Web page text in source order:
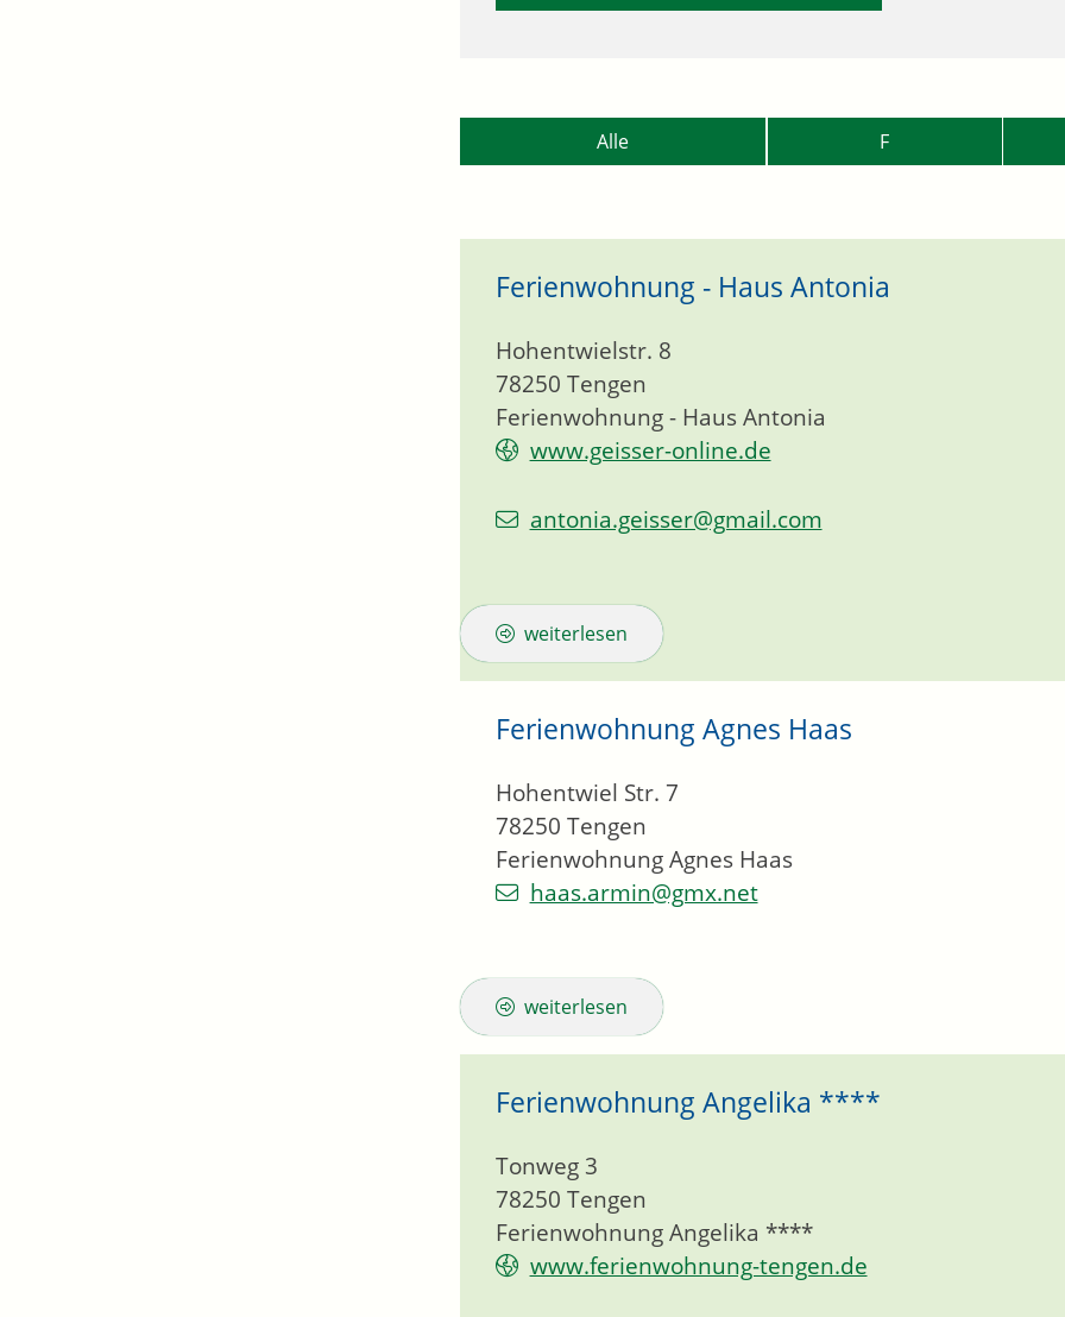
Alle F
Ferienwohnung - Haus Antonia
Ferienwohnung - Haus Antonia
Hohentwielstr. 8
78250 Tengen
www.geisser-online.de
antonia.geisser@gmail.com
weiterlesen
Ferienwohnung Agnes Haas
Ferienwohnung Agnes Haas
Hohentwiel Str. 7
78250 Tengen
haas.armin@gmx.net
weiterlesen
Ferienwohnung Angelika ****
Ferienwohnung Angelika ****
Tonweg 3
78250 Tengen
www.ferienwohnung-tengen.de